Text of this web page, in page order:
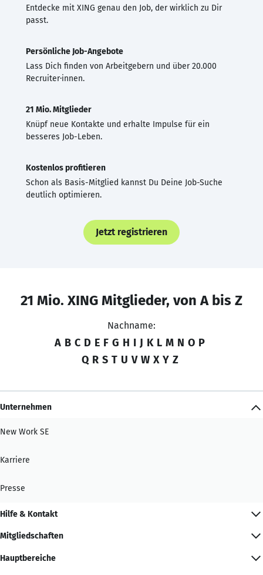
Entdecke mit XING genau den Job, der wirklich zu Dir
passt.
Persönliche Job-Angebote
Lass Dich finden von Arbeitgebern und über 20.000
Recruiter·innen.
21 Mio. Mitglieder
Knüpf neue Kontakte und erhalte Impulse für ein
besseres Job-Leben.
Kostenlos profitieren
Schon als Basis-Mitglied kannst Du Deine Job-Suche
deutlich optimieren.
Jetzt registrieren
21 Mio. XING Mitglieder, von A bis Z
Nachname:
A B C D E F G H I J K L M N O P
Q R S T U V W X Y Z
Unternehmen
New Work SE
Karriere
Presse
Hilfe & Kontakt
Mitgliedschaften
Hauptbereiche